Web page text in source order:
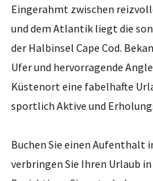
Eingerahmt zwischen
und dem Atlantik liegt die
der Halbinsel Cape Cod.
Ufer und hervorragende
Küstenort eine fabelhafte
sportlich Aktive und
Buchen Sie einen Aufenthalt
verbringen Sie Ihren Urlaub